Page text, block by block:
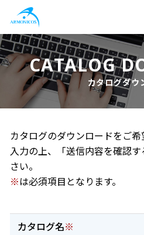
CATALOG
カタログダウ
カタログのダウンロードをご
入力の上、「送信内容を確認
さい。
※は必須項目となります。
カタログ名※